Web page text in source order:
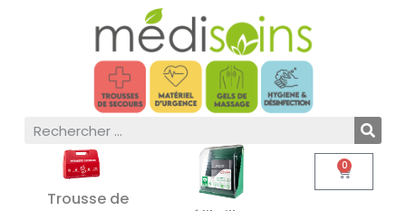
Trousse de
0